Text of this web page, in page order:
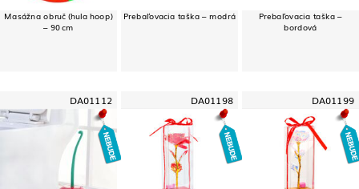
Masážna obruč (hula hoop)
– 90 cm
Prebaľovacia taška – modrá
Prebaľovacia taška –
bordová
DA01112 DA01198 DA01199